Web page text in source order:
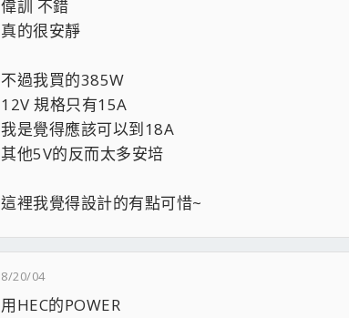
偉訓 不錯
真的很安靜
不過我買的385W
12V 規格只有15A
我是覺得應該可以到18A
其他5V的反而太多安培
這裡我覺得設計的有點可惜~
8/20/04
用HEC的POWER